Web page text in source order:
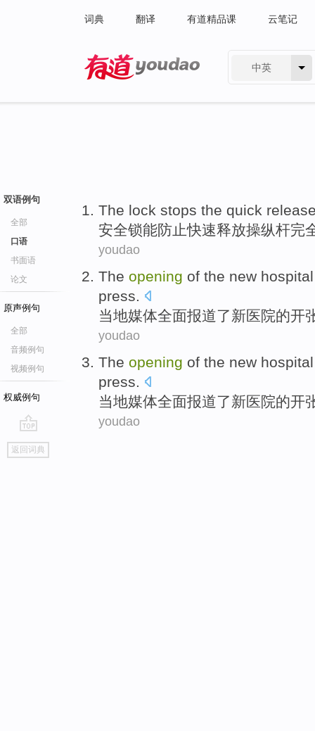
词典 翻译 有道精品课 云笔记
中英
双语例句
全部
口语
书面语
论文
原声例句
全部
音频例句
视频例句
权威例句
go
top
返回词典
The lock stops the quick
安全锁能防止快速释放操纵杆完
youdao
The opening of the new hospital
press.
当地媒体全面报道了新医院的开
youdao
The opening of the new hospital
press
当地媒体全面报道了新医院的开
youdao